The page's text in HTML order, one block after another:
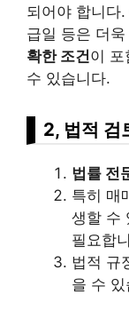
되어야 합니다
급일 등은 더
확한 조건이 포
수 있습니다.
2, 법적 검
법률 전
특히 매
생할 수
필요합
법적 규
을 수